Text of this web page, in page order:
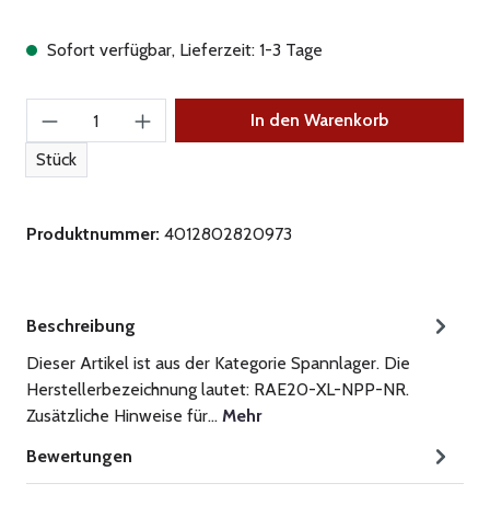
Sofort verfügbar, Lieferzeit: 1-3 Tage
Produkt Anzahl: Gib den gewünschten Wert
Stück
In den Warenkorb
Produktnummer: 4012802820973
Beschreibung
Dieser Artikel ist aus der Kategorie Spannlager. Die
Herstellerbezeichnung lautet: RAE20-XL-NPP-NR.
Zusätzliche Hinweise für… Mehr
Bewertungen